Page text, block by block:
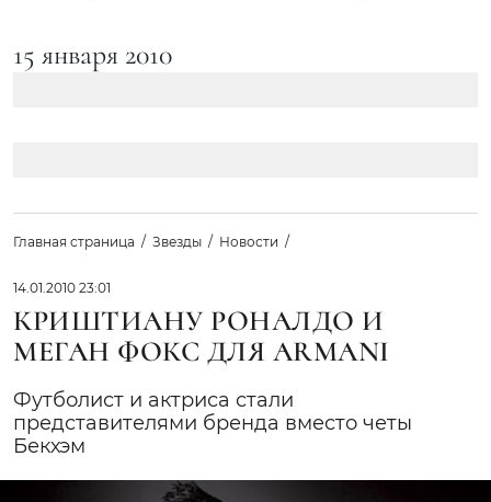
15 января 2010
Главная страница Звезды Новости
14.01.2010 23:01
КРИШТИАНУ РОНАЛДО И
МЕГАН ФОКС ДЛЯ ARMANI
Футболист и актриса стали
представителями бренда вместо четы
Бекхэм